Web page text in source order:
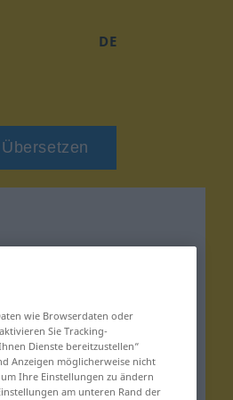
DE
Übersetzen
wie Browserdaten oder
Sie Tracking-
Dienste bereitzustellen“
Anzeigen möglicherweise nicht
Ihre Einstellungen zu ändern
am unteren Rand der